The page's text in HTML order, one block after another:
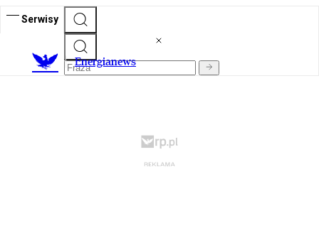
Serwisy
Energianews